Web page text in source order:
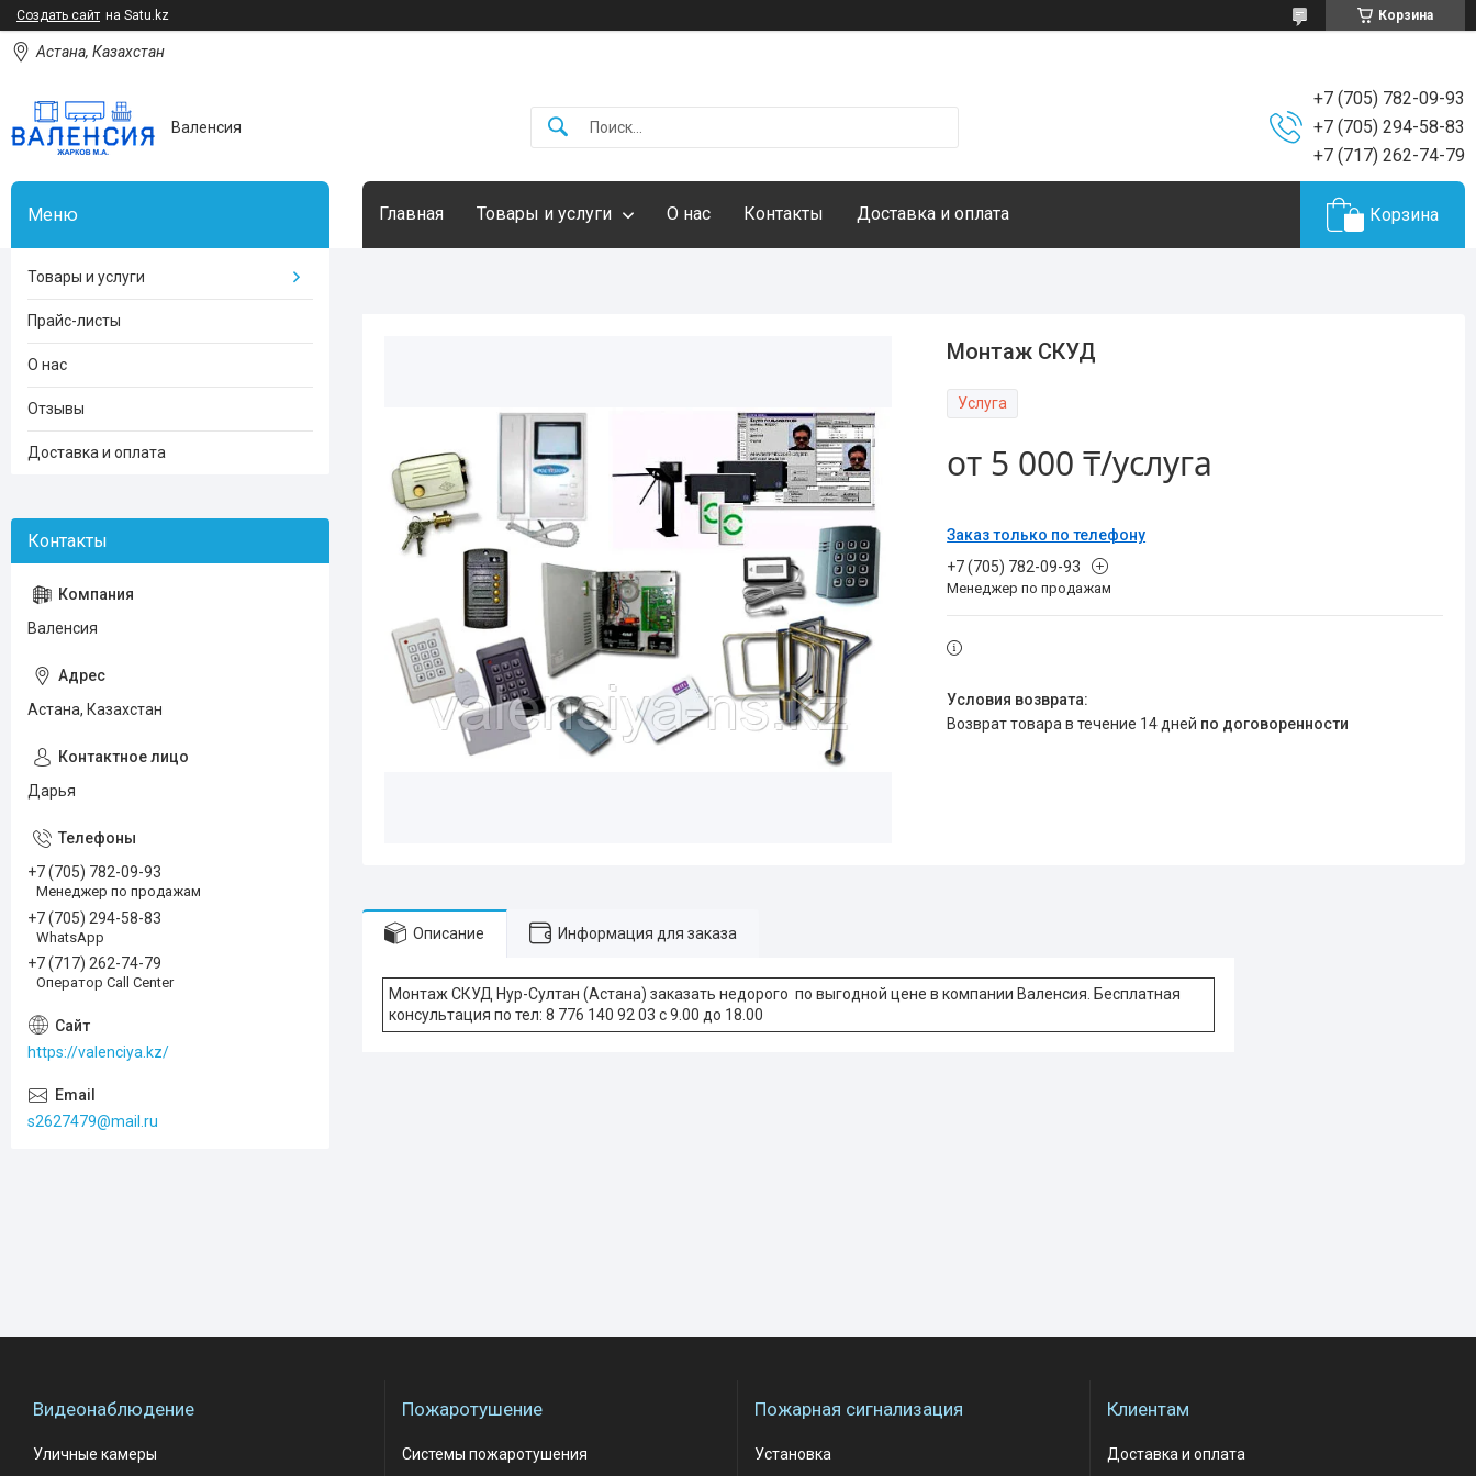
Создать сайт на Satu.kz Корзина
Астана, Казахстан
Валенсия
+7 (705) 782-09-93
+7 (705) 294-58-83
+7 (717) 262-74-79
Главная Товары и услуги О нас Контакты Доставка и оплата Корзина
Монтаж СКУД
Услуга
от 5 000 ₸/услуга
Заказ только по телефону
+7 (705) 782-09-93
Менеджер по продажам
возврат товара в течение 14 дней по договоренности
Описание Информация для заказа
Монтаж СКУД Нур-Султан (Астана) заказать недорого по выгодной цене в компании Валенсия. Бесплатная
консультация по тел: 8 776 140 92 03 с 9.00 до 18.00
Товары и услуги
Прайс-листы
О нас
Отзывы
Доставка и оплата
Валенсия
Астана, Казахстан
Дарья
+7 (705) 782-09-93
Менеджер по продажам
+7 (705) 294-58-83
WhatsApp
+7 (717) 262-74-79
Оператор Call Center
https://valenciya.kz/
s2627479@mail.ru
Видеонаблюдение
Уличные камеры
Пожаротушение
Системы пожаротушения
Пожарная сигнализация
Установка
Клиентам
Доставка и оплата